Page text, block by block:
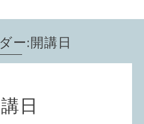
ー:開講日
日